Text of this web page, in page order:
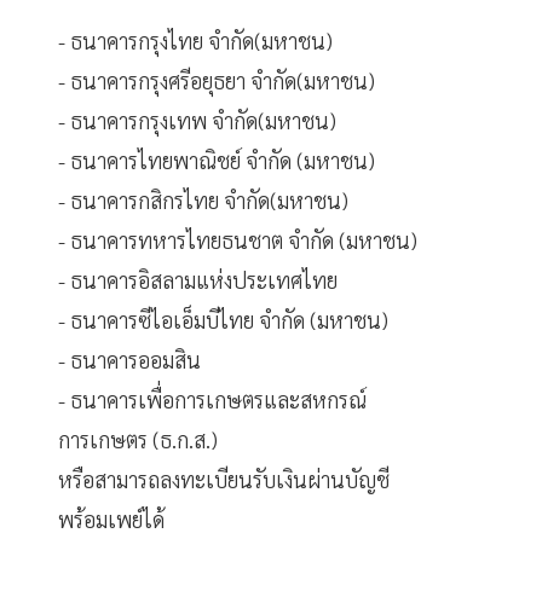
- ธนาคารกรุงไทย จำกัด(มหาชน)
- ธนาคารกรุงศรีอยุธยา จำกัด(มหาชน)
- ธนาคารกรุงเทพ จำกัด(มหาชน)
- ธนาคารไทยพาณิชย์ จำกัด (มหาชน)
- ธนาคารกสิกรไทย จำกัด(มหาชน)
- ธนาคารทหารไทยธนชาต จำกัด (มหาชน)
- ธนาคารอิสลามแห่งประเทศไทย
- ธนาคารซีไอเอ็มบีไทย จำกัด (มหาชน)
- ธนาคารออมสิน
- ธนาคารเพื่อการเกษตรและสหกรณ์
การเกษตร (ธ.ก.ส.)
หรือสามารถลงทะเบียนรับเงินผ่านบัญชี
พร้อมเพย์ได้